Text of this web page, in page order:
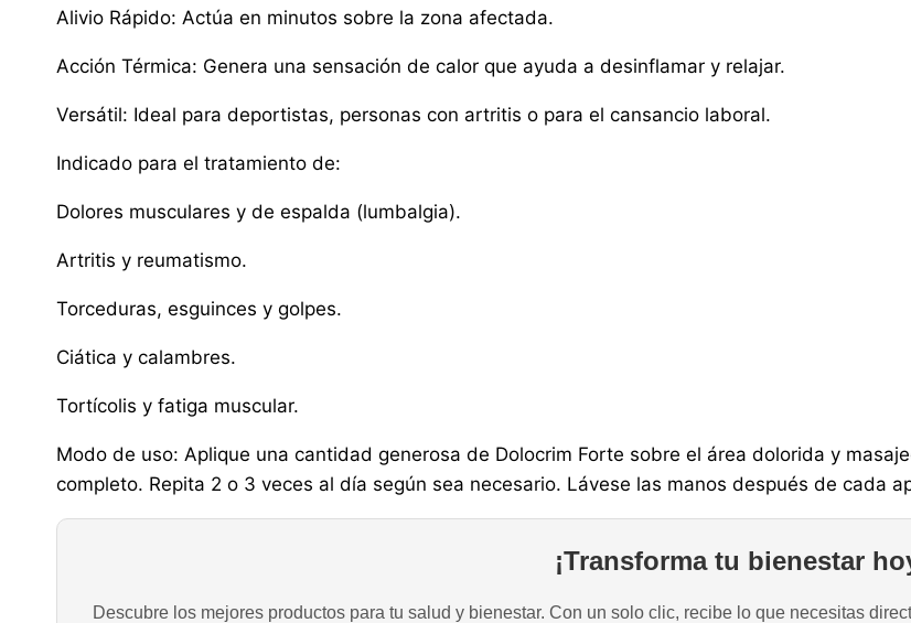
Alivio Rápido: Actúa en minutos sobre la zona afectada.
Acción Térmica: Genera una sensación de calor que ayuda a desinflamar y relajar.
Versátil: Ideal para deportistas, personas con artritis o para el cansancio laboral.
Indicado para el tratamiento de:
Dolores musculares y de espalda (lumbalgia).
Artritis y reumatismo.
Torceduras, esguinces y golpes.
Ciática y calambres.
Tortícolis y fatiga muscular.
Modo de uso: Aplique una cantidad generosa de Dolocrim Forte sobre el área dolorida y
completo. Repita 2 o 3 veces al día según sea necesario. Lávese las manos después de cada
¡Transforma tu bienestar
Descubre los mejores productos para tu salud y bienestar. Con un solo clic, recibe lo que necesitas